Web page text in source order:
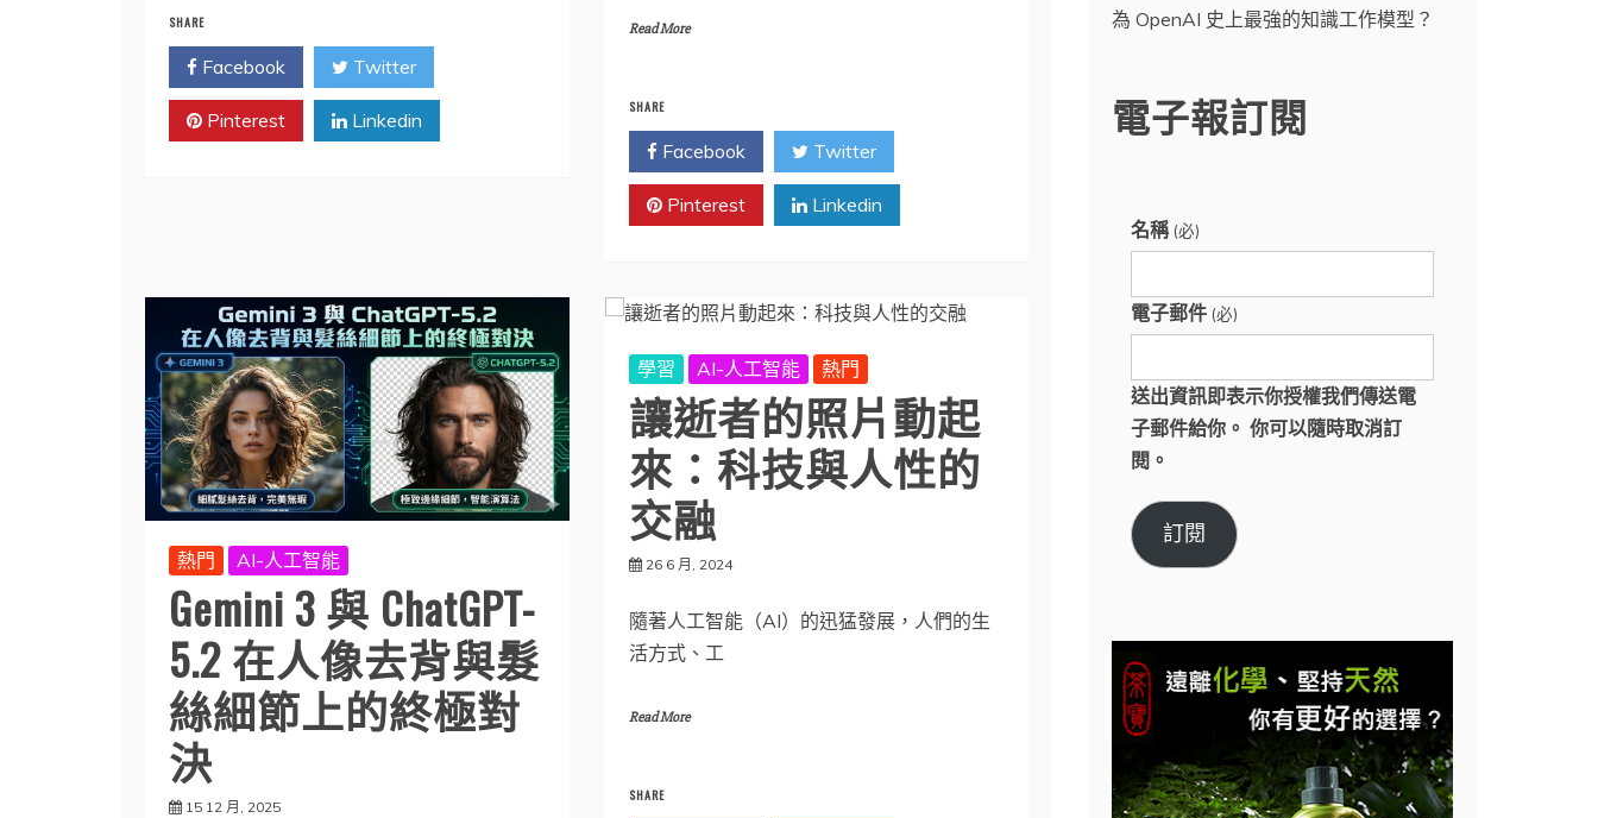
SHARE
Facebook Twitter
Pinterest Linkedin
Read More
SHARE
Facebook Twitter
Pinterest Linkedin
熱門 AI-人工智能
Gemini 3 與 ChatGPT-
5.2 在人像去背與髮
絲細節上的終極對
決
15 12 月, 2025
學習 AI-人工智能 熱門
讓逝者的照片動起
來：科技與人性的
交融
26 6 月, 2024
隨著人工智能（AI）的迅猛發展，人們的生
活方式、工
Read More
SHARE
為 OpenAI 史上最強的知識工作模型？
電子報訂閱
名稱 (必)
電子郵件 (必)
送出資訊即表示你授權我們傳送電
子郵件給你。 你可以隨時取消訂
閱。
訂閱